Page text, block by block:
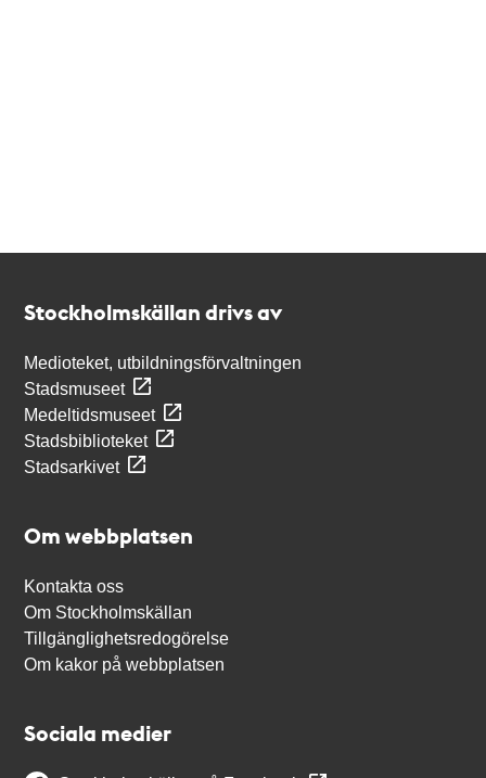
Stockholmskällan drivs av
Medioteket, utbildningsförvaltningen
Stadsmuseet
Medeltidsmuseet
Stadsbiblioteket
Stadsarkivet
Om webbplatsen
Kontakta oss
Om Stockholmskällan
Tillgänglighetsredogörelse
Om kakor på webbplatsen
Sociala medier